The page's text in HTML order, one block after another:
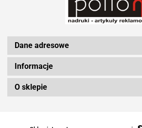
Silicon Power
Dane adresowe
Informacje
O sklepie